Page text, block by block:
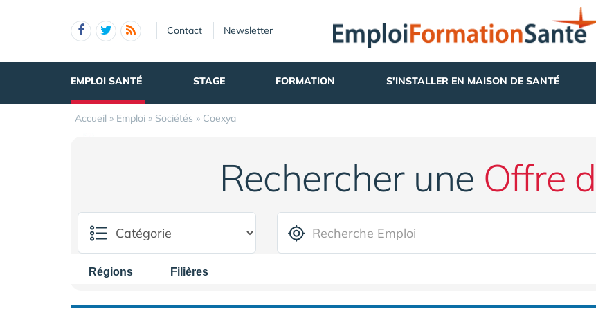
Contact Newsletter
EMPLOI SANTÉ STAGE FORMATION S'INSTALLER EN MAISON DE SANTÉ
Accueil » Emploi » Sociétés » Coexya
Rechercher une Offre
Régions Filières